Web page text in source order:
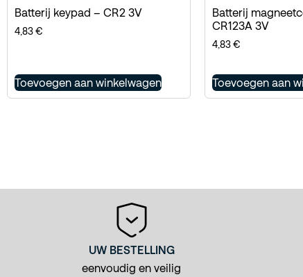
Batterij keypad – CR2 3V
4,83€
Toevoegen aan winkelwagen
Batterij
CR123A 3V
4,83€
Toevoegen aan
UW BESTELLING
eenvoudig en veilig